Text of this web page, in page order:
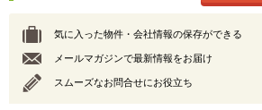
気に入った物件・会社情報の保存ができる
メールマガジンで最新情報をお届け
スムーズなお問合せにお役立ち